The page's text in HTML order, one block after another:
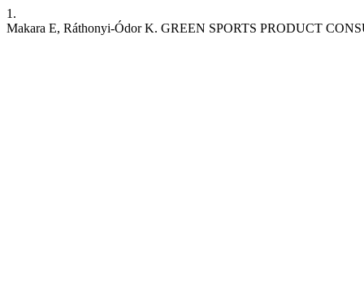
1.
Makara E, Ráthonyi-Ódor K. GREEN SPORTS PRODUCT